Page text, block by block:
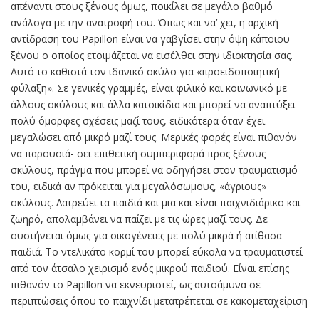
απέναντι στους ξένους όμως, ποικίλει σε μεγάλο βαθμό
ανάλογα με την ανατροφή του. Όπως και να’ χει, η αρχική
αντίδραση του Papillon είναι να γαβγίσει στην όψη κάποιου
ξένου ο οποίος ετοιμάζεται να εισέλθει στην ιδιοκτησία σας.
Αυτό το καθιστά τον ιδανικό σκύλο για «προειδοποιητική
φύλαξη». Σε γενικές γραμμές, είναι φιλικό και κοινωνικό με
άλλους σκύλους και άλλα κατοικίδια και μπορεί να αναπτύξει
πολύ όμορφες σχέσεις μαζί τους, ειδικότερα όταν έχει
μεγαλώσει από μικρό μαζί τους. Μερικές φορές είναι πιθανόν
να παρουσιά- σει επιθετική συμπεριφορά προς ξένους
σκύλους, πράγμα που μπορεί να οδηγήσει στον τραυματισμό
του, ειδικά αν πρόκειται για μεγαλόσωμους, «άγριους»
σκύλους. Λατρεύει τα παιδιά και μια και είναι παιχνιδιάρικο και
ζωηρό, απολαμβάνει να παίζει με τις ώρες μαζί τους. Δε
συστήνεται όμως για οικογένειες με πολύ μικρά ή ατίθασα
παιδιά. Το ντελικάτο κορμί του μπορεί εύκολα να τραυματιστεί
από τον άτσαλο χειρισμό ενός μικρού παιδιού. Είναι επίσης
πιθανόν το Papillon να εκνευριστεί, ως αυτοάμυνα σε
περιπτώσεις όπου το παιχνίδι μετατρέπεται σε κακομεταχείριση